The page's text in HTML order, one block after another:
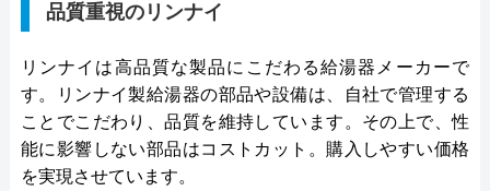
品質重視のリンナイ
リンナイは高品質な製品にこだわる給湯器メーカーで
す。リンナイ製給湯器の部品や設備は、自社で管理する
ことでこだわり、品質を維持しています。その上で、性
能に影響しない部品はコストカット。購入しやすい価格
を実現させています。